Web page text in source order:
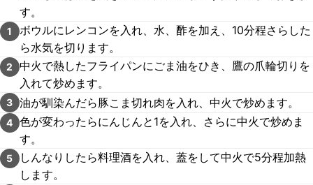
す。
1
ボウルにレンコンを入れ、水、酢を加え、10分程さらした
ら水気を切ります。
2
中火で熱したフライパンにごま油をひき、鷹の爪輪切りを
入れて炒めます。
3 油が馴染んだら豚こま切れ肉を入れ、中火で炒めます。
4 色が変わったらにんじんと1を入れ、さらに中火で炒めま
す。
5
しんなりしたら料理酒を入れ、蓋をして中火で5分程加熱
します。